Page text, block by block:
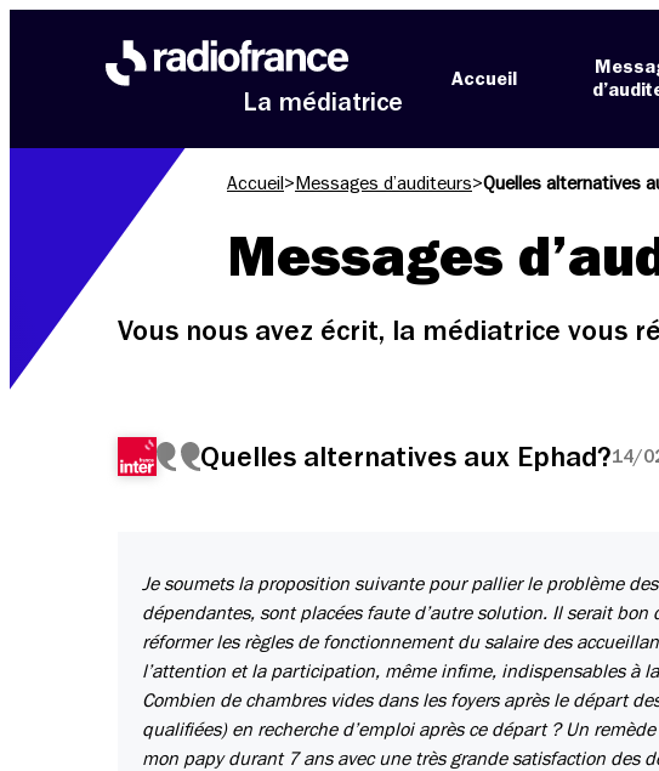
La médiatrice
Accueil
Accueil > Messages d’auditeurs>Quelles alternatives
Messages
Vous nous avez écrit, la médiatrice vous
Quelles alternatives aux Ephad?14/
Je soumets la proposition suivante pour pallier le problème
dépendantes, sont placées faute d’autre solution. Il serait
réformer les règles de fonctionnement du salaire des
l’attention et la participation, même infime, indispensables à
Combien de chambres vides dans les foyers après le départ
qualifiées) en recherche d’emploi après ce départ ? Un
mon papy durant 7 ans avec une très grande satisfaction des